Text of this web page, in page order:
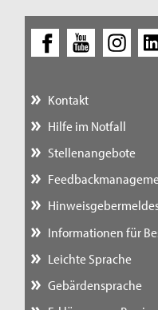
Kontakt
Hilfe im Notfall
Stellenangebote
Informationen für
Leichte Sprache
Gebärdensprache